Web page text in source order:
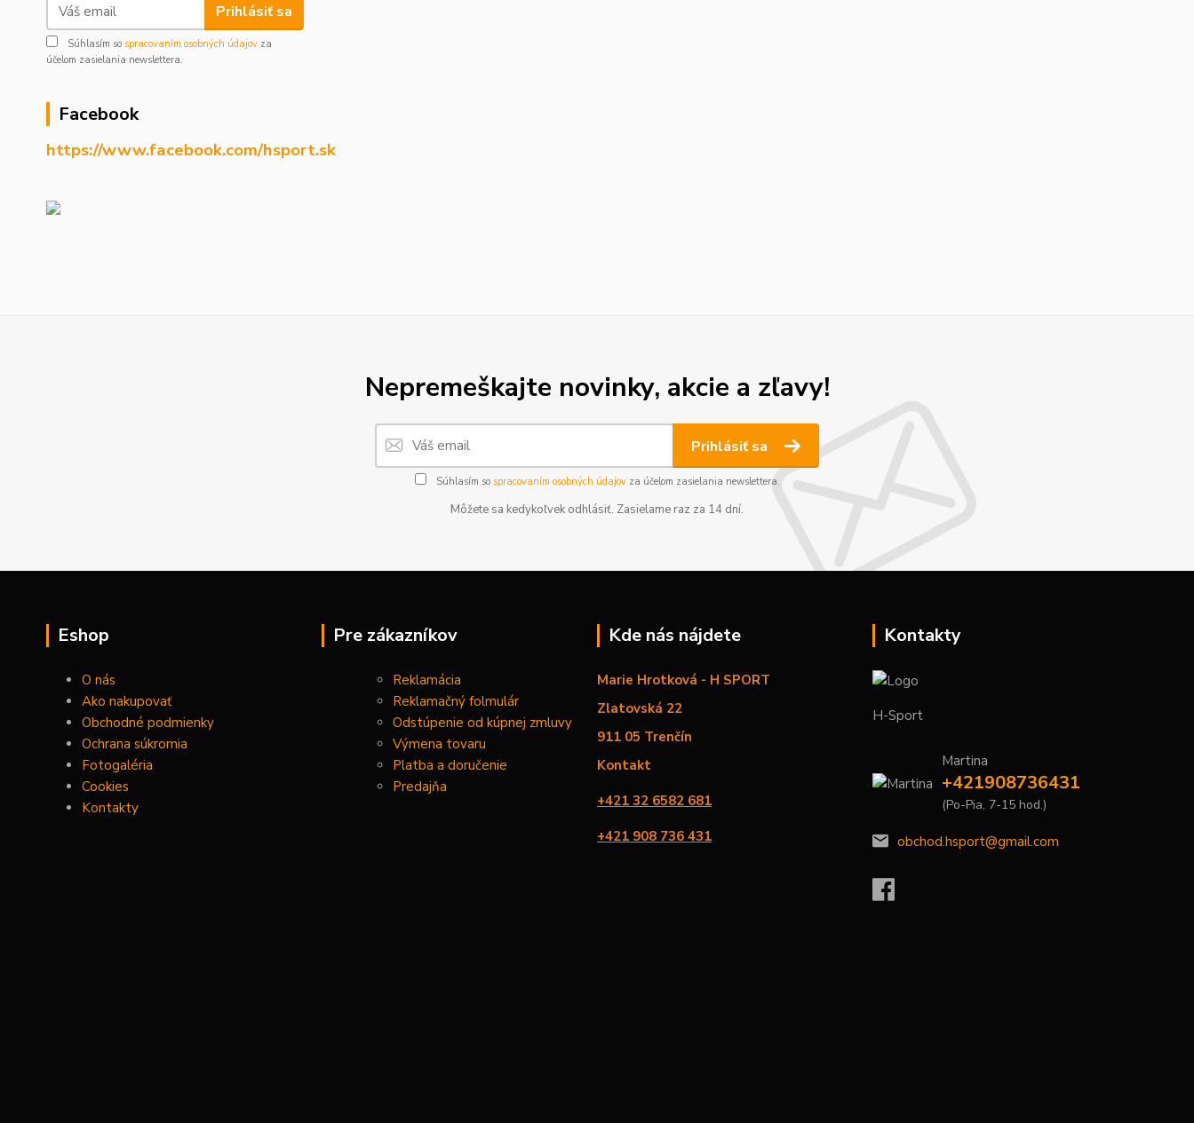
Prihlásiť sa
Súhlasím so spracovaním osobných údajov za
účelom zasielania newslettera.
Facebook
https://www.facebook.com/hsport.sk
Nepremeškajte novinky, akcie a zľavy!
Prihlásiť sa
Súhlasím so spracovaním osobných údajovza účelom zasielania newslettera.
Môžete sa kedykoľvek odhlásiť. Zasielame raz za 14 dní.
Eshop
O nás
Ako nakupovať
Obchodné podmienky
Ochrana súkromia
Fotogaléria
Cookies
Kontakty
Pre zákazníkov
Reklamácia
Reklamačný folmulár
Odstúpenie od kúpnej zmluvy
Výmena tovaru
Platba a doručenie
Predajňa
Kde nás nájdete
Marie Hrotková - H SPORT
Zlatovská 22
911 05 Trenčín
Kontakt
+421 32 6582 681
+421 908 736 431
Kontakty
H-Sport
Martina
+421908736431
(Po-Pia, 7-15 hod.)
obchod.hsport@gmail.com